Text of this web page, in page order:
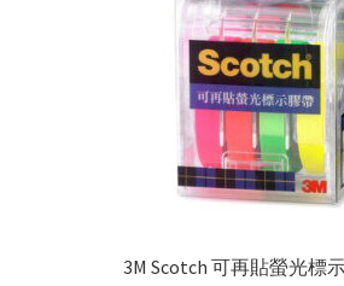
3M Scotch 可再貼螢光標